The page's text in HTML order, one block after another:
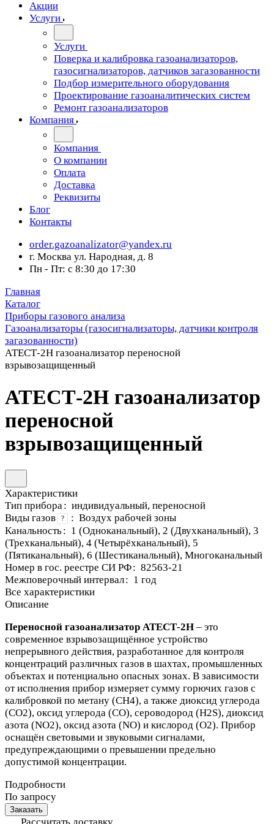
Акции
Услуги
Услуги
Поверка и калибровка газоанализаторов,
газосигнализаторов, датчиков загазованности
Подбор измерительного оборудования
Проектирование газоаналитических систем
Ремонт газоанализаторов
Компания
Компания
О компании
Оплата
Доставка
Реквизиты
Блог
Контакты
order.gazoanalizator@yandex.ru
г. Москва ул. Народная, д. 8
Пн - Пт: с 8:30 до 17:30
Главная
Каталог
Приборы газового анализа
Газоанализаторы (газосигнализаторы, датчики контроля
загазованности)
АТЕСТ-2Н газоанализатор переносной
взрывозащищенный
АТЕСТ-2Н газоанализатор
переносной
взрывозащищенный
Характеристики
Тип прибора : индивидуальный, переносной
Виды газов
? : Воздух рабочей зоны
Канальность: 1 (Одноканальный), 2 (Двухканальный), 3
(Трехканальный), 4 (Четырёхканальный), 5
(Пятиканальный), 6 (Шестиканальный), Многоканальный
Номер в гос. реестре СИ РФ: 82563-21
Межповерочный интервал: 1 год
Все характеристики
Описание
Переносной газоанализатор АТЕСТ-2Н – это
современное взрывозащищённое устройство
непрерывного действия, разработанное для контроля
концентраций различных газов в шахтах, промышленных
объектах и потенциально опасных зонах. В зависимости
от исполнения прибор измеряет сумму горючих газов с
калибровкой по метану (CH4), а также диоксид углерода
(CO2), оксид углерода (CO), сероводород (H2S), диоксид
азота (NO2), оксид азота (NO) и кислород (O2). Прибор
оснащён световыми и звуковыми сигналами,
предупреждающими о превышении предельно
допустимой концентрации.
Подробности
По запросу
Заказать
Рассчитать доставку